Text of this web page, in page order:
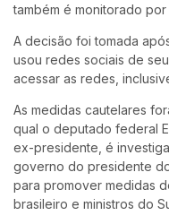
também é monitorado
A decisão foi tomada
usou redes sociais de
acessar as redes,
As medidas cautelares
qual o deputado federal
ex-presidente, é
governo do presidente
para promover medidas
brasileiro e ministros do